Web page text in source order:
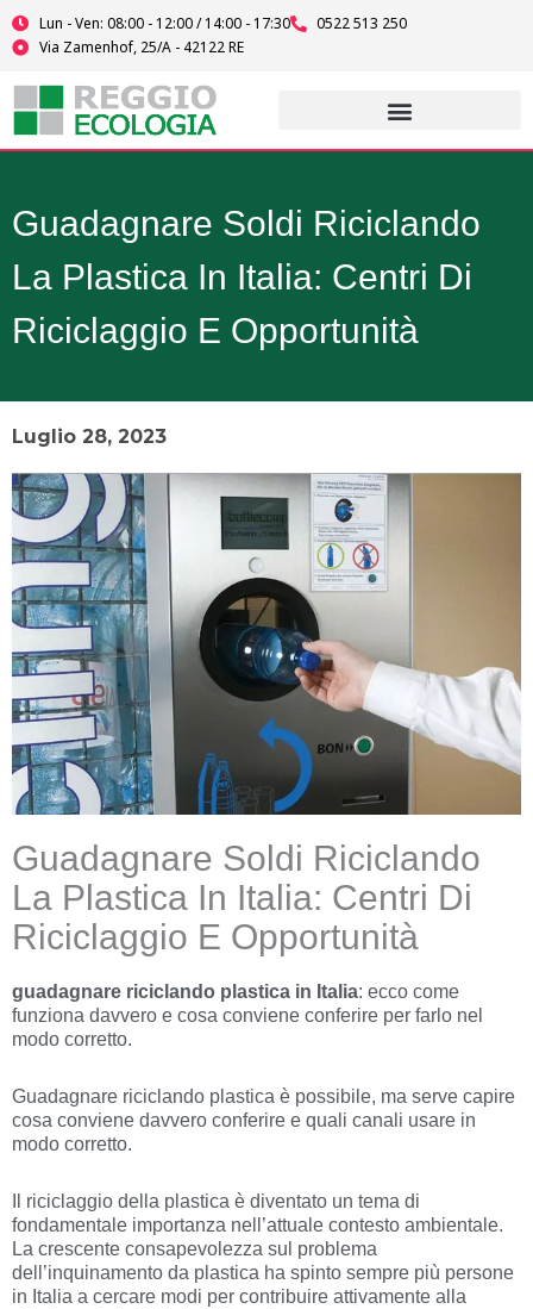
Vai
al
contenuto
Lun - Ven: 08:00 - 12:00 / 14:00 - 17:30
0522 513 250
Via Zamenhof, 25/A - 42122 RE
Guadagnare Soldi Riciclando
La Plastica In Italia: Centri Di
Riciclaggio E Opportunità
Luglio 28, 2023
Guadagnare Soldi Riciclando
La Plastica In Italia: Centri Di
Riciclaggio E Opportunità
guadagnare riciclando plastica in Italia: ecco come
funziona davvero e cosa conviene conferire per farlo nel
modo corretto.
Guadagnare riciclando plastica è possibile, ma serve capire
cosa conviene davvero conferire e quali canali usare in
modo corretto.
Il riciclaggio della plastica è diventato un tema di
fondamentale importanza nell’attuale contesto ambientale.
La crescente consapevolezza sul problema
dell’inquinamento da plastica ha spinto sempre più persone
in Italia a cercare modi per contribuire attivamente alla